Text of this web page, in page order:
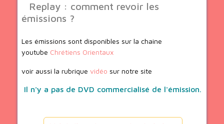
Replay : comment revoir les
émissions ?
Les émissions sont disponibles sur la chaine
youtube Chrétiens Orientaux
voir aussi la rubrique vidéo sur notre site
Il n'y a pas de DVD commercialisé de l'émission.